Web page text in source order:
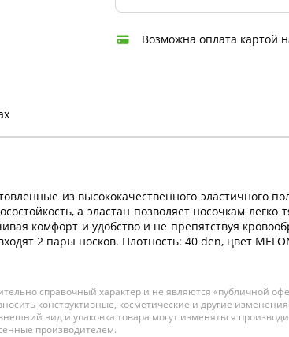
Возможна оплата картой
из высококачественного эластичного
а эластан позволяет носочкам
комфорт и удобство и не препятствуя
2 пары носков. Плотность: 40 den, цвет
справочный характер и не являются «публичной
конструктивные, косметические и другие
вид и упаковка товара могут изменяться
производителем.